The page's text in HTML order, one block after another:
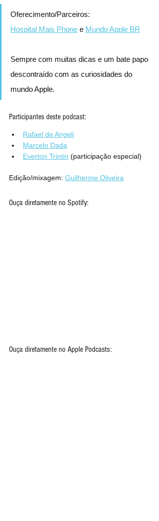
Oferecimento/Parceiros:
Hospital Mais Phone e Mundo Apple BR
Sempre com muitas dicas e um bate papo
descontraído com as curiosidades do
mundo Apple.
Participantes deste podcast:
Rafael de Angeli
Marcelo Dada
Everton Trintin (participação especial)
Edição/mixagem: Guilherme Oliveira
Ouça diretamente no Spotify:
Ouça diretamente no Apple Podcasts: